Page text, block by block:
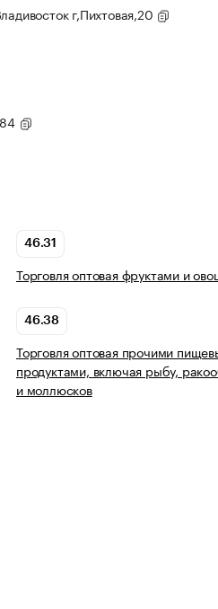
г,Пихтовая,20
46.31
Торговля оптовая фруктами и
46.38
Торговля оптовая прочими
продуктами, включая рыбу,
и моллюсков